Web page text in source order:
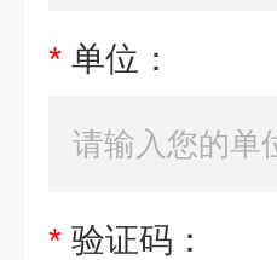
* 单位：
* 验证码：